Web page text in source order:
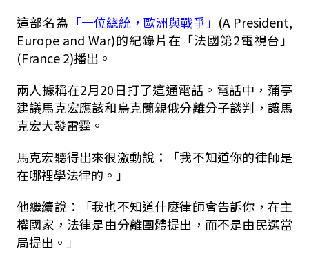
這部名為 「一位總統，歐洲與戰爭」 (A President,
Europe and War)的紀錄片在「法國第2電視台」
(France 2)播出。
兩人據稱在2月20日打了這通電話。電話中，蒲亭
建議馬克宏應該和烏克蘭親俄分離分子談判，讓馬
克宏大發雷霆。
馬克宏聽得出來很激動說：「我不知道你的律師是
在哪裡學法律的。」
他繼續說：「我也不知道什麼律師會告訴你，在主
權國家，法律是由分離團體提出，而不是由民選當
局提出。」